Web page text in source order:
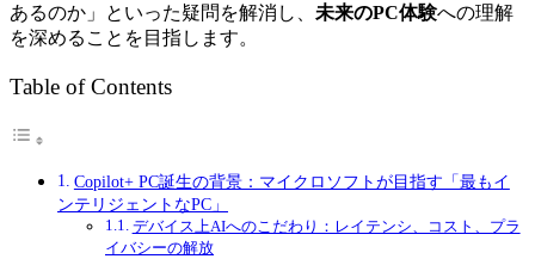
あるのか」といった疑問を解消し、 未来のPC体験への理解
を深めることを目指します。
Table of Contents
Copilot+ PC誕生の背景：マイクロソフトが目指す「最もイ
ンテリジェントなPC」
デバイス上AIへのこだわり：レイテンシ、コスト、プラ
イバシーの解放